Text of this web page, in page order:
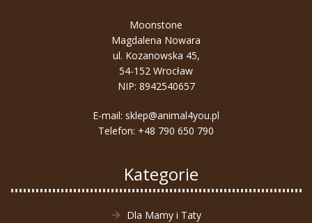
Moonstone
Magdalena Nowara
ul. Kozanowska 45,
54-152 Wrocław
NIP: 8942540657
E-mail: sklep@animal4you.pl
Telefon: +48 790 650 790
Kategorie
Dla Mamy i Taty